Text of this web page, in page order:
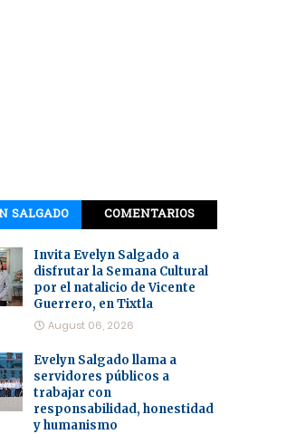
SALGADO COMENTARIOS
Invita Evelyn Salgado a
disfrutar la Semana Cultural
por el natalicio de Vicente
Guerrero, en Tixtla
August 06, 2026
Evelyn Salgado llama a
servidores públicos a
trabajar con
responsabilidad, honestidad
y humanismo